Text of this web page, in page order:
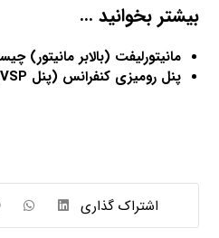
بیشتر بخوانید …
مانیتورلیفت (بالابر مانیتور)
پنل رومیزی کنفرانس (پنل VSP) چیست؟